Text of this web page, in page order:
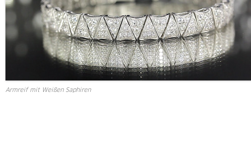
Armreif mit Weißen Saphiren